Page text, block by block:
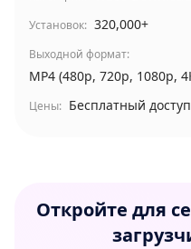
Установок: 320,000+
Выходной формат:
MP4 (480p, 720p, 1080p,
Цены: Бесплатный доступ
Откройте для